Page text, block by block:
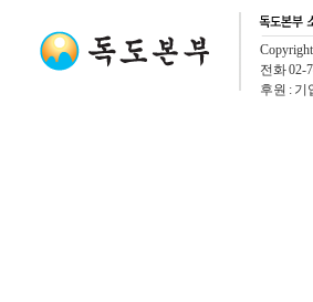
전화 02-
후원 : 기